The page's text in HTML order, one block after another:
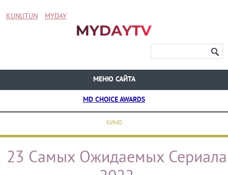
KUNUTUN MYDAY
МЕНЮ САЙТА
MD CHOICE AWARDS
КИНО
23 Самых Ожидаемых Сериала